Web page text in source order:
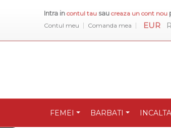
Intra in contul tau sau creaza un cont nou
Contul meu Comanda mea EUR
FEMEI BARBATI